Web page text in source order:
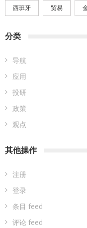
西班牙 贸易
分类
导航
应用
投研
政策
观点
其他操作
注册
登录
条目 feed
评论 feed